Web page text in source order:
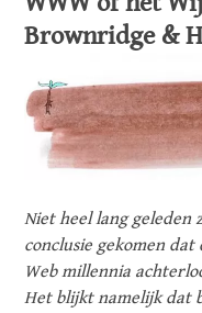
Brownridge &
Niet heel lang geleden
conclusie gekomen
Web millennia
Het blijkt namelijk dat